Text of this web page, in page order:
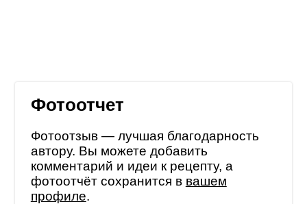
Фотоотчет
Фотоотзыв — лучшая благодарность
автору. Вы можете добавить
комментарий и идеи к рецепту, а
фотоотчёт сохранится в вашем
профиле.